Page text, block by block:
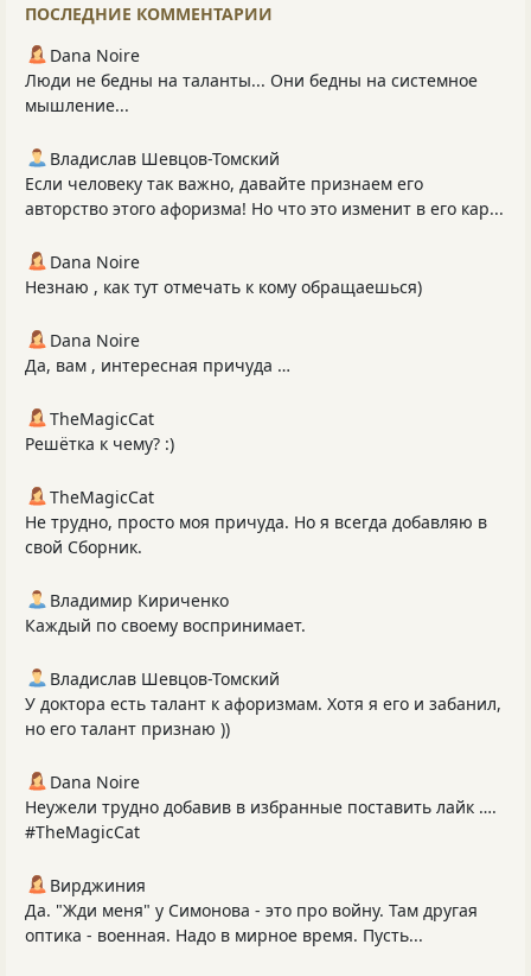
ПОСЛЕДНИЕ КОММЕНТАРИИ
Dana Noire
Люди не бедны на таланты... Они бедны на системное
мышление...
Владислав Шевцов-Томский
Если человеку так важно, давайте признаем его
авторство этого афоризма! Но что это изменит в его кар...
Dana Noire
Незнаю , как тут отмечать к кому обращаешься)
Dana Noire
Да, вам , интересная причуда …
TheMagicCat
Решётка к чему? :)
TheMagicCat
Не трудно, просто моя причуда. Но я всегда добавляю в
свой Сборник.
Владимир Кириченко
Каждый по своему воспринимает.
Владислав Шевцов-Томский
У доктора есть талант к афоризмам. Хотя я его и забанил,
но его талант признаю ))
Dana Noire
Неужели трудно добавив в избранные поставить лайк ….
#TheMagicCat
Вирджиния
Да. "Жди меня" у Симонова - это про войну. Там другая
оптика - военная. Надо в мирное время. Пусть...